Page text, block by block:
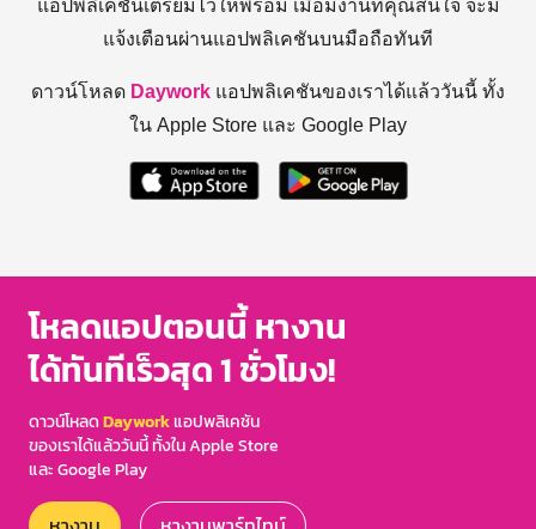
แอปพลิเคชันเตรียมไว้ให้พร้อม เมื่อมีงานที่คุณสนใจ จะมี
แจ้งเตือนผ่านแอปพลิเคชันบนมือถือทันที
ดาวน์โหลด Daywork แอปพลิเคชันของเราได้แล้ววันนี้ ทั้ง
ใน Apple Store และ Google Play
โหลดแอปตอนนี้ หางาน
ได้ทันทีเร็วสุด 1 ชั่วโมง!
ดาวน์โหลดDayworkแอปพลิเคชัน
ของเราได้แล้ววันนี้ ทั้งใน Apple Store
และ Google Play